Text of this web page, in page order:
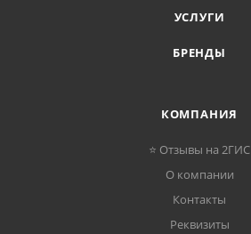
УСЛУГИ
БРЕНДЫ
КОМПАНИЯ
⭐ Отзывы на 2ГИС
О компании
Контакты
Реквизиты